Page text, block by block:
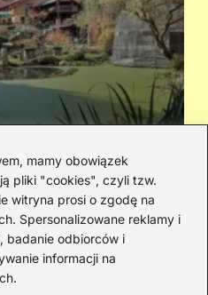
mamy obowiązek
pliki "cookies", czyli tzw.
witryna prosi o zgodę na
Spersonalizowane reklamy i
badanie odbiorców i
informacji na
i jaka jest